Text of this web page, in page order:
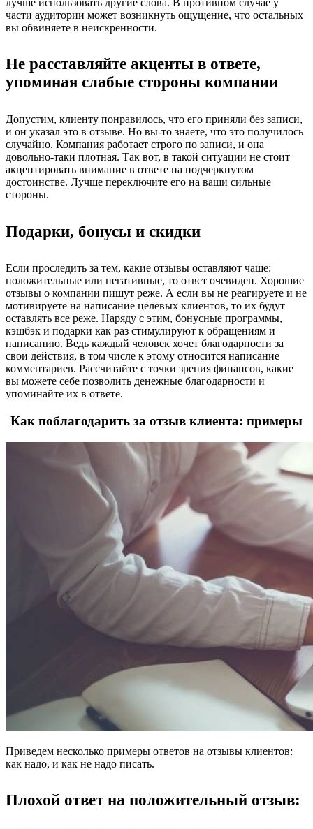
части аудитории может возникнуть ощущение, что остальных
вы обвиняете в неискренности.
Не расставляйте акценты в ответе,
упоминая слабые стороны компании
Допустим, клиенту понравилось, что его приняли без записи,
и он указал это в отзыве. Но вы-то знаете, что это получилось
случайно. Компания работает строго по записи, и она
довольно-таки плотная. Так вот, в такой ситуации не стоит
акцентировать внимание в ответе на подчеркнутом
достоинстве. Лучше переключите его на ваши сильные
стороны.
Подарки, бонусы и скидки
Если проследить за тем, какие отзывы оставляют чаще:
положительные или негативные, то ответ очевиден. Хорошие
отзывы о компании пишут реже. А если вы не реагируете и не
мотивируете на написание целевых клиентов, то их будут
оставлять все реже. Наряду с этим, бонусные программы,
кэшбэк и подарки как раз стимулируют к обращениям и
написанию. Ведь каждый человек хочет благодарности за
свои действия, в том числе к этому относится написание
комментариев. Рассчитайте с точки зрения финансов, какие
вы можете себе позволить денежные благодарности и
упоминайте их в ответе.
Как поблагодарить за отзыв клиента: примеры
Приведем несколько примеры ответов на отзывы клиентов:
как надо, и как не надо писать.
Плохой ответ на положительный отзыв: